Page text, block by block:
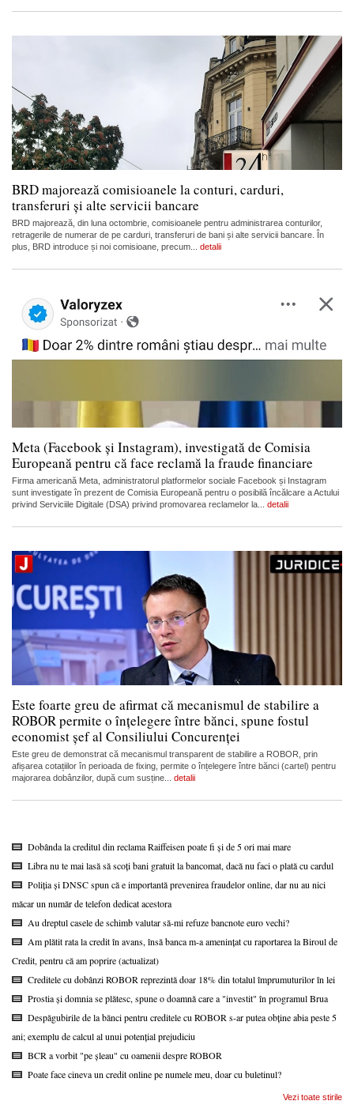
BRD majorează comisioanele la conturi, carduri,
transferuri și alte servicii bancare
BRD majorează, din luna octombrie, comisioanele pentru administrarea conturilor,
retragerile de numerar de pe carduri, transferuri de bani și alte servicii bancare. În
plus, BRD introduce și noi comisioane, precum... detalii
Meta (Facebook și Instagram), investigată de Comisia
Europeană pentru că face reclamă la fraude financiare
Firma americană Meta, administratorul platformelor sociale Facebook și Instagram
sunt investigate în prezent de Comisia Europeană pentru o posibilă încălcare a Actului
privind Serviciile Digitale (DSA) privind promovarea reclamelor la... detalii
Este foarte greu de afirmat că mecanismul de stabilire a
ROBOR permite o înțelegere între bănci, spune fostul
economist șef al Consiliului Concurenței
Este greu de demonstrat că mecanismul transparent de stabilire a ROBOR, prin
afișarea cotațiilor în perioada de fixing, permite o înțelegere între bănci (cartel) pentru
majorarea dobânzilor, după cum susține... detalii
Dobânda la creditul din reclama Raiffeisen poate fi și de 5 ori mai mare
Libra nu te mai lasă să scoți bani gratuit la bancomat, dacă nu faci o plată cu cardul
Poliția și DNSC spun că e importantă prevenirea fraudelor online, dar nu au nici
măcar un număr de telefon dedicat acestora
Au dreptul casele de schimb valutar să-mi refuze bancnote euro vechi?
Am plătit rata la credit în avans, însă banca m-a amenințat cu raportarea la Biroul de
Credit, pentru că am poprire (actualizat)
Creditele cu dobânzi ROBOR reprezintă doar 18% din totalul împrumuturilor în lei
Prostia și domnia se plătesc, spune o doamnă care a "investit" în programul Brua
Despăgubirile de la bănci pentru creditele cu ROBOR s-ar putea obține abia peste 5
ani; exemplu de calcul al unui potențial prejudiciu
BCR a vorbit "pe șleau" cu oamenii despre ROBOR
Poate face cineva un credit online pe numele meu, doar cu buletinul?
Vezi toate stirile